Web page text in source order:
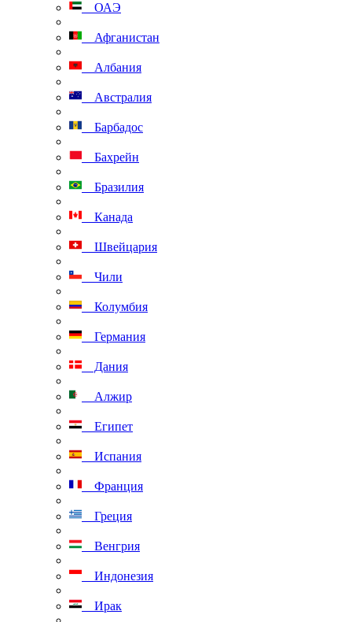
ОАЭ
Афганистан
Албания
Австралия
Барбадос
Бахрейн
Бразилия
Канада
Швейцария
Чили
Колумбия
Германия
Дания
Алжир
Египет
Испания
Франция
Греция
Венгрия
Индонезия
Ирак